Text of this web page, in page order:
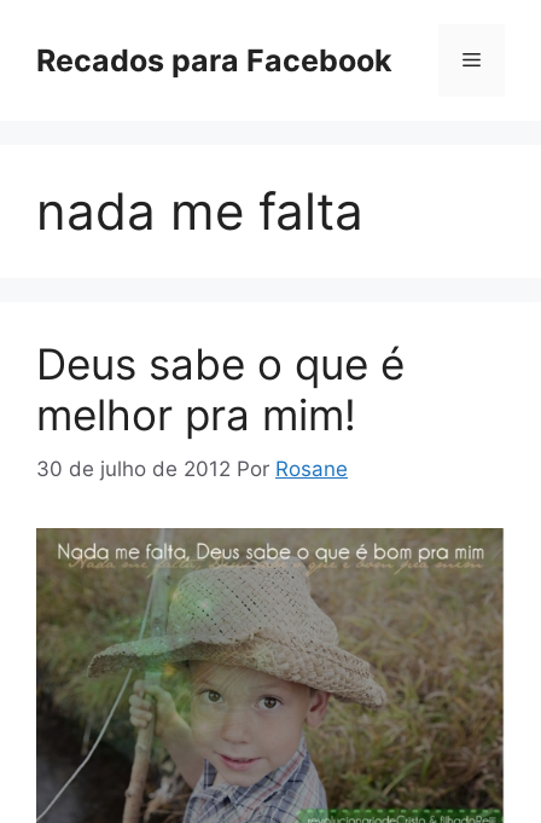
paraRecados para Facebook Menu
nada me falta
Deus sabe o que é
melhor pra mim!
30 de julho de 2012 Por Rosane